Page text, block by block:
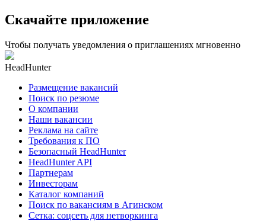
Скачайте приложение
Чтобы получать уведомления о приглашениях мгновенно
HeadHunter
Размещение вакансий
Поиск по резюме
О компании
Наши вакансии
Реклама на сайте
Требования к ПО
Безопасный HeadHunter
HeadHunter API
Партнерам
Инвесторам
Каталог компаний
Поиск по вакансиям в Агинском
Сетка: соцсеть для нетворкинга